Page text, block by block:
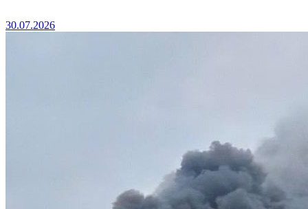
30.07.2026